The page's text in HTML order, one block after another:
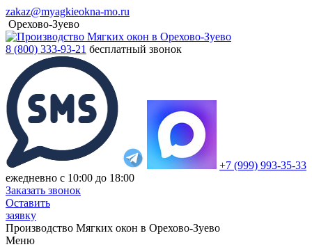
zakaz@myagkieokna-mo.ru
Орехово-Зуево
8 (800) 333-93-21 бесплатный звонок
+7 (999) 993-35-33
ежедневно с 10:00 до 18:00
Заказать звонок
Оставить
заявку
Производство Мягких окон в Орехово-Зуево
Меню